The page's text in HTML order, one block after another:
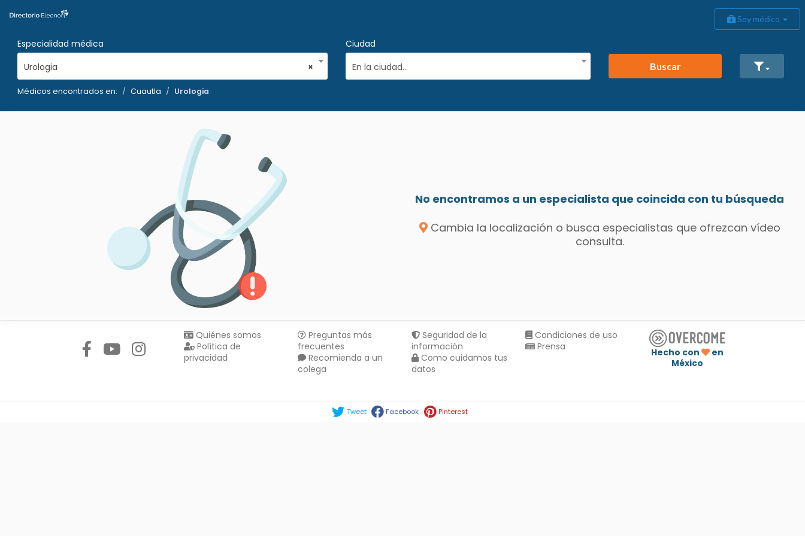
Soy médico
Especialidad médica
×
Urologia
Ciudad
En la ciudad...
Buscar
Médicos encontrados en: Cuautla Urologia
No encontramos a un especialista que coincida con tu búsqueda
Cambia la localización o busca especialistas que ofrezcan vídeo
consulta.
Quiénes somos
Política de
privacidad
Preguntas más
frecuentes
Recomienda a un
colega
Seguridad de la
información
Como cuidamos tus
datos
Condiciones de uso
Prensa
Hecho con
en
México
Tweet Facebook Pinterest